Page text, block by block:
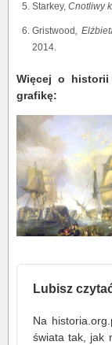
Starkey, Cnotliwy
Gristwood,
2014.
Więcej o historii
grafikę:
Lubisz
Na
świata tak, jak